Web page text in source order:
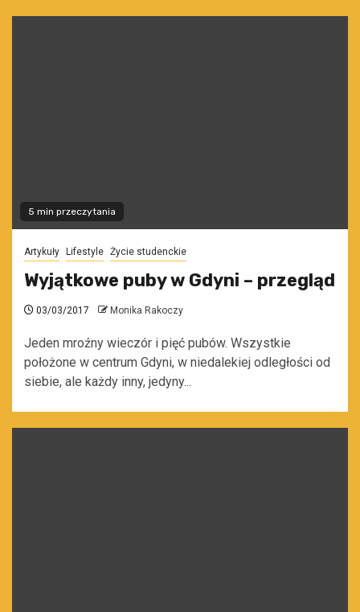
5 min przeczytania
Artykuły Lifestyle Życie studenckie
Wyjątkowe puby w Gdyni – przegląd
03/03/2017 Monika Rakoczy
Jeden mroźny wieczór i pięć pubów. Wszystkie
położone w centrum Gdyni, w niedalekiej odległości od
siebie, ale każdy inny, jedyny...